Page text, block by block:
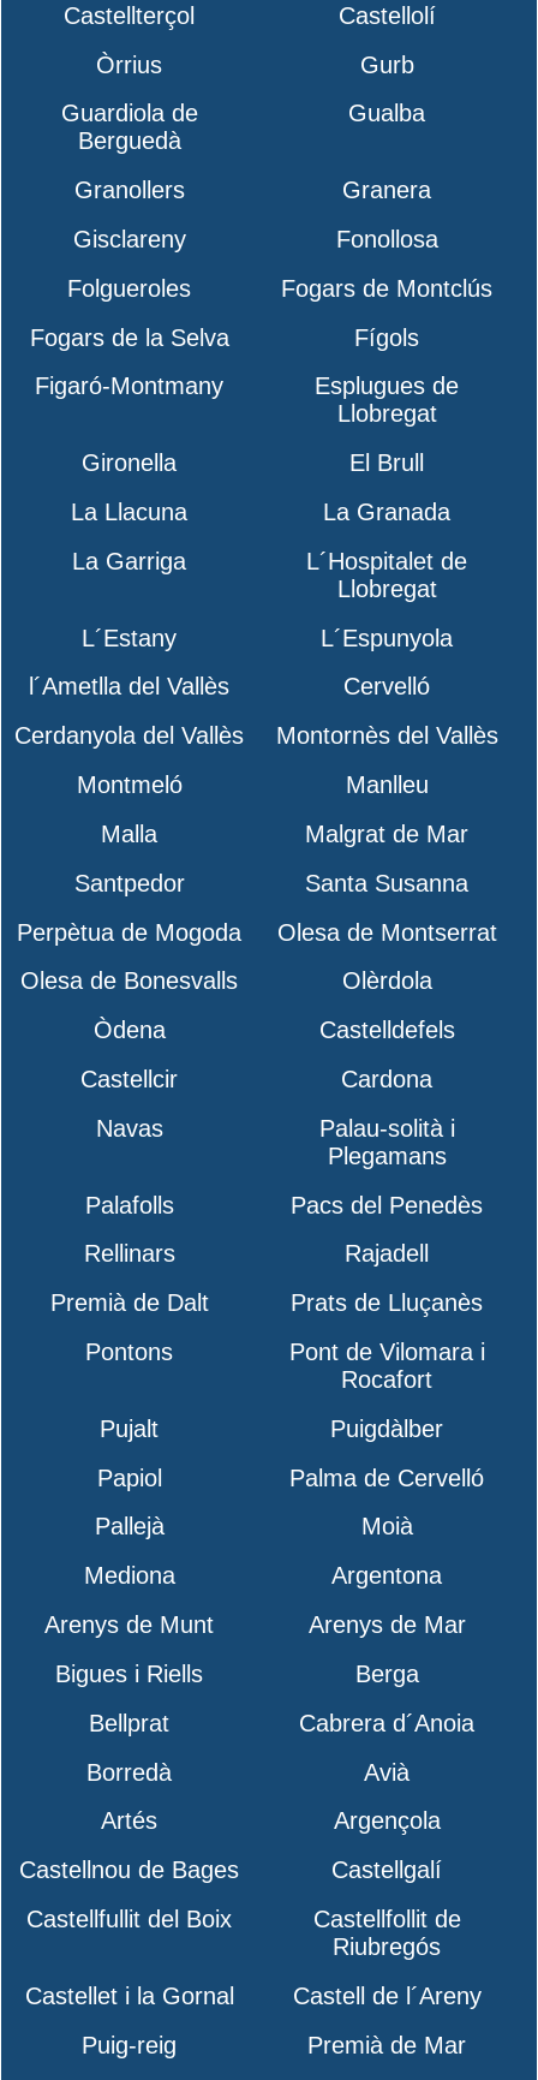
Castellterçol
Castellolí
Òrrius
Gurb
Guardiola de
Berguedà
Gualba
Granollers
Granera
Gisclareny
Fonollosa
Folgueroles
Fogars de Montclús
Fogars de la Selva
Fígols
Figaró-Montmany
Esplugues de
Llobregat
Gironella
El Brull
La Llacuna
La Granada
La Garriga
L´Hospitalet de
Llobregat
L´Estany
L´Espunyola
l´Ametlla del Vallès
Cervelló
Cerdanyola del Vallès
Montornès del Vallès
Montmeló
Manlleu
Malla
Malgrat de Mar
Santpedor
Santa Susanna
Perpètua de Mogoda
Olesa de Montserrat
Olesa de Bonesvalls
Olèrdola
Òdena
Castelldefels
Castellcir
Cardona
Navas
Palau-solità i
Plegamans
Palafolls
Pacs del Penedès
Rellinars
Rajadell
Premià de Dalt
Prats de Lluçanès
Pontons
Pont de Vilomara i
Rocafort
Pujalt
Puigdàlber
Papiol
Palma de Cervelló
Pallejà
Moià
Mediona
Argentona
Arenys de Munt
Arenys de Mar
Bigues i Riells
Berga
Bellprat
Cabrera d´Anoia
Borredà
Avià
Artés
Argençola
Castellnou de Bages
Castellgalí
Castellfullit del Boix
Castellfollit de
Riubregós
Castellet i la Gornal
Castell de l´Areny
Puig-reig
Premià de Mar